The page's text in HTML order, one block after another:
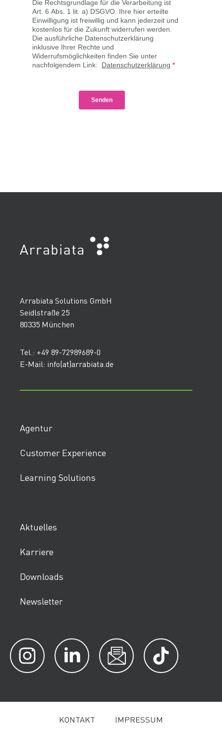
Arrabiata Solutions GmbH
Seidlstraße 25
80335 München
Tel.: +49 89-72989689-0
E-Mail: info(at)arrabiata.de
Agentur
Customer Experience
Learning Solutions
Aktuelles
Karriere
Downloads
Newsletter
KONTAKT IMPRESSUM